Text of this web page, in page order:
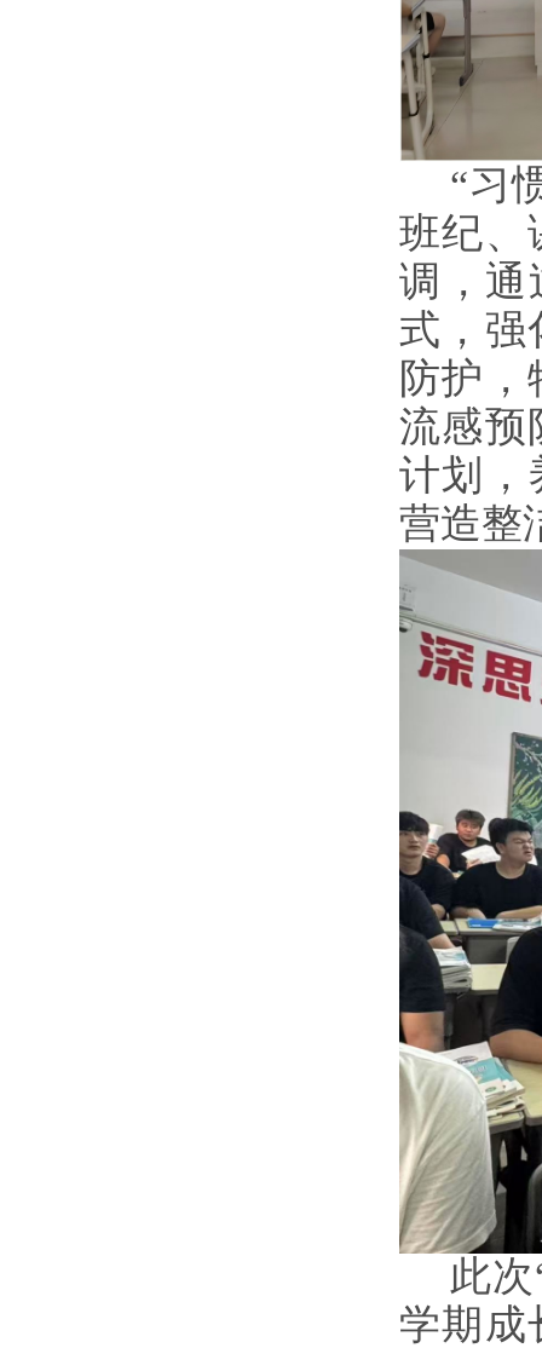
“习
班纪、
调，通
式，强
防护
流感预
计划，
营造整
此次
学期成